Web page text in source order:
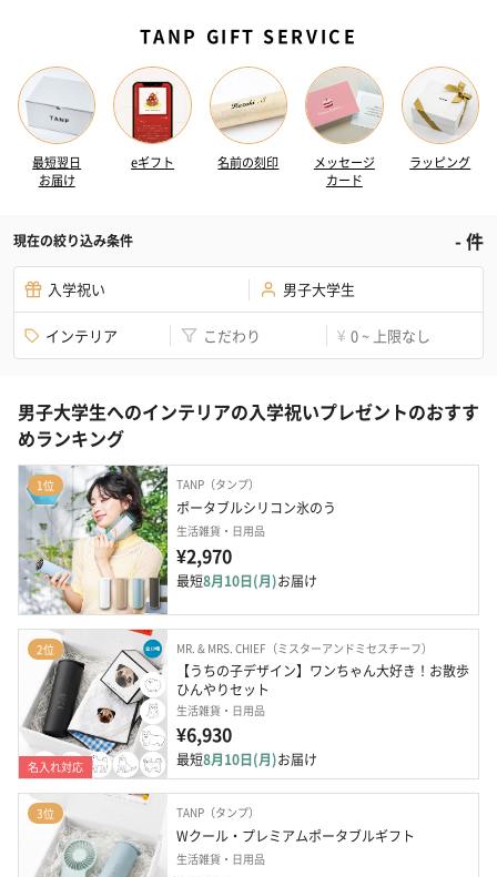
TANP GIFT SERVICE
最短翌日
お届け
eギフト 名前の刻印
メッセージ
カード
ラッピング
現在の絞り込み条件 -件
入学祝い 男子大学生
インテリア こだわり ¥ 0 ~ 上限なし
男子大学生へのインテリアの入学祝いプレゼントのおすす
めランキング
1位 TANP（タンプ）
ポータブルシリコン氷のう
生活雑貨・日用品
¥2,970
最短8月10日(月)お届け
2位
名入れ対応
MR. & MRS. CHIEF（ミスターアンドミセスチーフ）
【うちの子デザイン】ワンちゃん大好き！お散歩
ひんやりセット
生活雑貨・日用品
¥6,930
最短8月10日(月)お届け
3位 TANP（タンプ）
Wクール・プレミアムポータブルギフト
生活雑貨・日用品